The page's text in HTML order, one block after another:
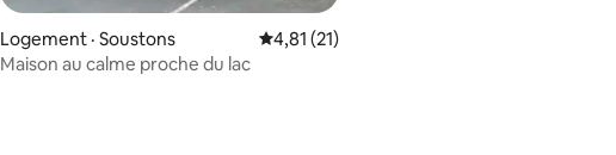
Logement · Soustons Note moyenne de 4,81 sur 5, 21
4,81 (21)
Maison au calme proche du lac